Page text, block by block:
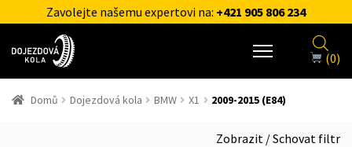
Zavolejte našemu expertovi na: +421 905 806 234
(0)
Domů Dojezdová kola BMW X1 2009-2015 (E84)
Zobrazit / Schovat filtr